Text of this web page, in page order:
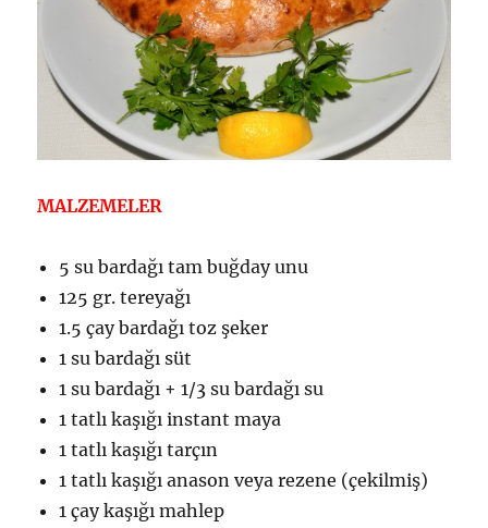
MALZEMELER
5 su bardağı tam buğday unu
125 gr. tereyağı
1.5 çay bardağı toz şeker
1 su bardağı süt
1 su bardağı + 1/3 su bardağı su
1 tatlı kaşığı instant maya
1 tatlı kaşığı tarçın
1 tatlı kaşığı anason veya rezene (çekilmiş)
1 çay kaşığı mahlep